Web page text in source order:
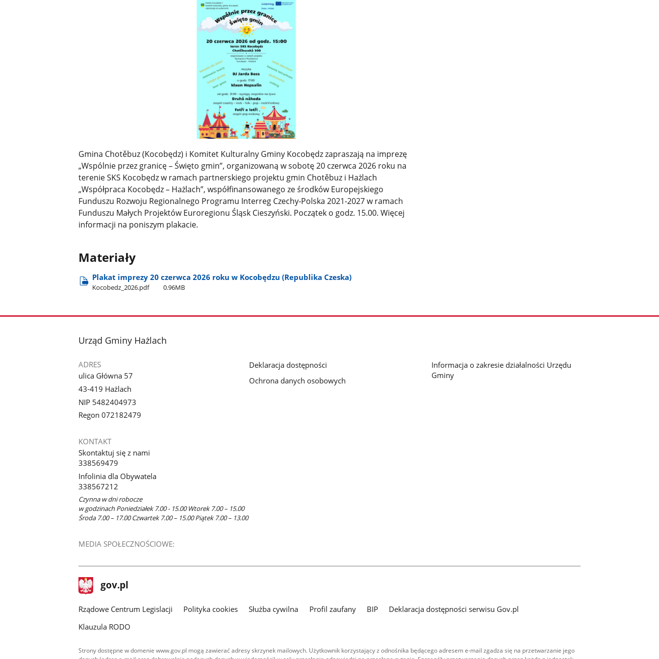
Gmina Chotěbuz (Kocobędz) i Komitet Kulturalny Gminy Kocobędz zapraszają na imprezę
„Wspólnie przez granicę – Święto gmin”, organizowaną w sobotę 20 czerwca 2026 roku na
terenie SKS Kocobędz w ramach partnerskiego projektu gmin Chotěbuz i Hażlach
„Współpraca Kocobędz – Hażlach”, współfinansowanego ze środków Europejskiego
Funduszu Rozwoju Regionalnego Programu Interreg Czechy-Polska 2021-2027 w ramach
Funduszu Małych Projektów Euroregionu Śląsk Cieszyński. Początek o godz. 15.00. Więcej
informacji na poniszym plakacie.
Materiały
Plakat imprezy 20 czerwca 2026 roku w Kocobędzu (Republika Czeska)
Kocobedz​_2026.pdf 0.96MB
stopka
Urząd Gminy Hażlach
ADRES
ulica Główna 57
43-419 Hażlach
NIP 5482404973
Regon 072182479
KONTAKT
Skontaktuj się z nami
338569479
Infolinia dla Obywatela
338567212
Czynna w dni robocze
w godzinach Poniedziałek 7.00 - 15.00 Wtorek 7.00 – 15.00
Środa 7.00 – 17.00 Czwartek 7.00 – 15.00 Piątek 7.00 – 13.00
MEDIA SPOŁECZNOŚCIOWE:
Deklaracja dostępności
Ochrona danych osobowych
Informacja o zakresie działalności Urzędu
Gminy
stopka
gov.pl Strona
gov.pl
Rządowe Centrum Legislacji Polityka cookies Służba cywilna Profil zaufany BIP
Deklaracja dostępności serwisu Gov.pl
Klauzula RODO
Strony dostępne w domenie www.gov.pl mogą zawierać adresy skrzynek mailowych. Użytkownik korzystający z odnośnika będącego adresem e-mail zgadza się na przetwarzanie jego